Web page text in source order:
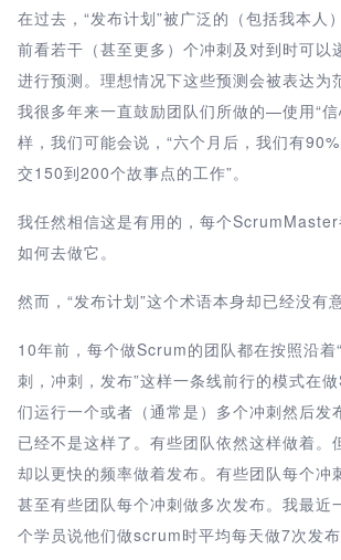
在过去，“发布计划”被广泛的（包括我本人
前看若干（甚至更多）个冲刺及对到时可以
进行预测。理想情况下这些预测会被表达为
我很多年来一直鼓励团队们所做的—使用“信
样，我们可能会说，“六个月后，我们有
交150到200个故事点的工作”。
我任然相信这是有用的，每个ScrumMaster
如何去做它。
然而，“发布计划”这个术语本身却已经没有意
10年前，每个做Scrum的团队都在按照沿着
刺，冲刺，发布”这样一条线前行的模式在
们运行一个或者（通常是）多个冲刺然后发
已经不是这样了。有些团队依然这样做着。
却以更快的频率做着发布。有些团队每个冲
甚至有些团队每个冲刺做多次发布。我最近
个学员说他们做scrum时平均每天做7次发布